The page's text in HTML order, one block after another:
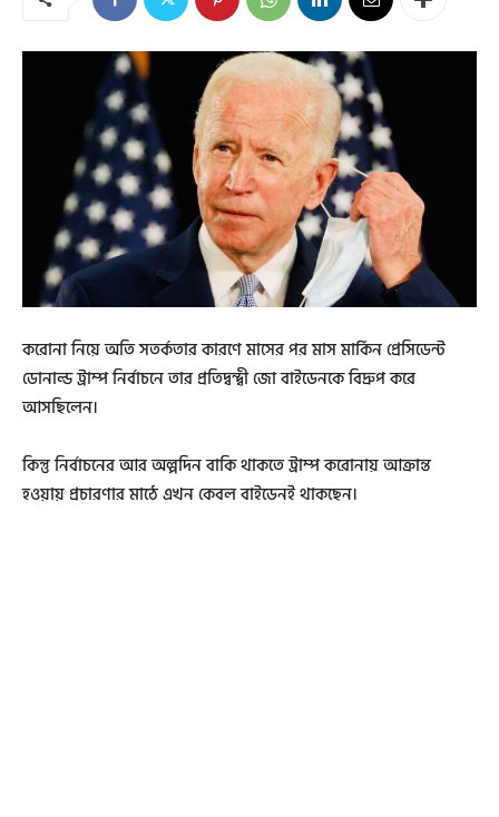
করোনা নিয়ে অতি সতর্কতার কারণে মাসের পর মাস মার্কিন প্রেসিডেন্ট
ডোনাল্ড ট্রাম্প নির্বাচনে তার প্রতিদ্বন্দ্বী জো বাইডেনকে বিদ্রুপ করে
আসছিলেন।
কিন্তু নির্বাচনের আর অল্পদিন বাকি থাকতে ট্রাম্প করোনায় আক্রান্ত
হওয়ায় প্রচারণার মাঠে এখন কেবল বাইডেনই থাকছেন।